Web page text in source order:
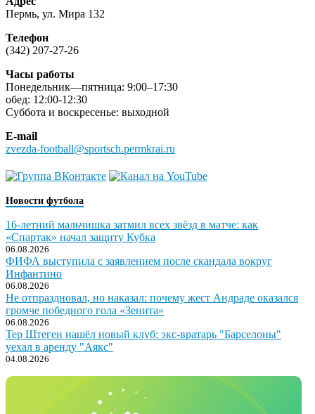
Пермь, ул. Мира 132
Телефон
(342) 207-27-26
Часы работы
Понедельник—пятница: 9:00–17:30
обед: 12:00-12:30
Суббота и воскресенье: выходной
E-mail
zvezda-football@sportsch.permkrai.ru
Новости футбола
16-летний мальчишка затмил всех звёзд в матче: как
«Спартак» начал защиту Кубка
06.08.2026
ФИФА выступила с заявлением после скандала вокруг
Инфантино
06.08.2026
Не отпраздновал, но наказал: почему жест Андраде оказался
громче победного гола «Зенита»
06.08.2026
Тер Штеген нашёл новый клуб: экс-вратарь "Барселоны"
уехал в аренду "Аякс"
04.08.2026